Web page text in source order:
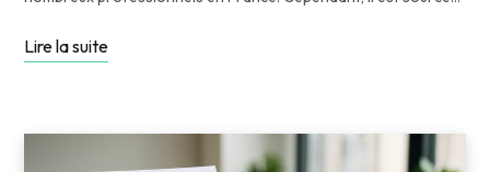
Lire la suite